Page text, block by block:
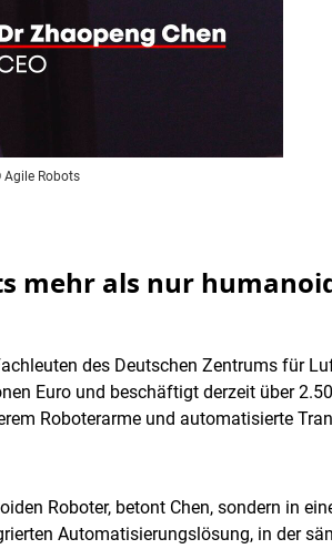
Agile Robots
mehr als nur
des Deutschen Zentrums für
Euro und beschäftigt derzeit über
Roboterarme und automatisierte
Roboter, betont Chen, sondern in
Automatisierungslösung, in der